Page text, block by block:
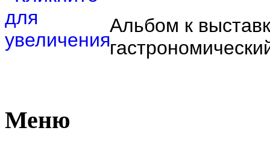
Альбом к
Меню